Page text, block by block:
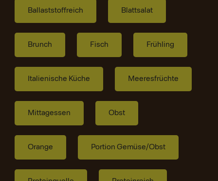
Ballaststoffreich Blattsalat
Brunch Fisch Frühling
Italienische Küche Meeresfrüchte
Mittagessen Obst
Orange Portion Gemüse/Obst